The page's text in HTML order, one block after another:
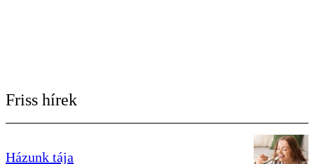
Friss hírek
Házunk tája